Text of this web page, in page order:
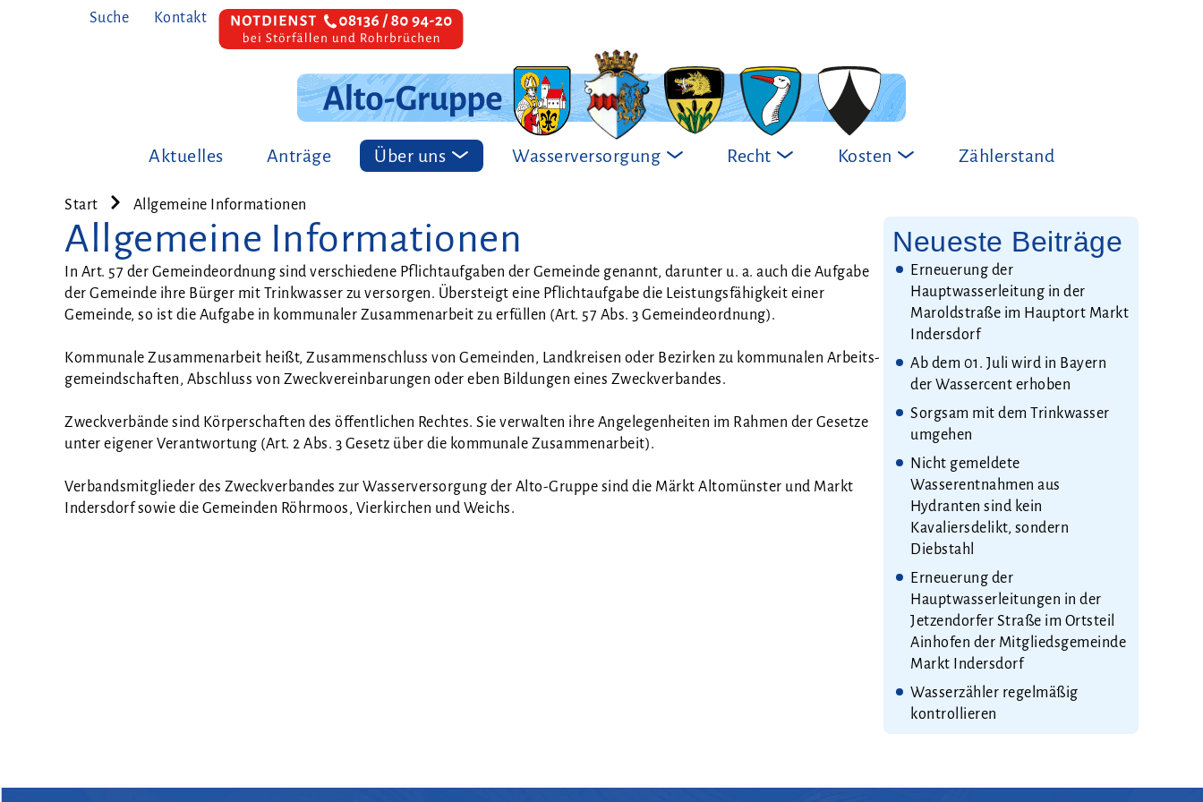
Suche Kontakt
Aktuelles Anträge Über uns Wasserversorgung Recht Kosten Zählerstand
Start Allgemeine Informationen
Allgemeine Informationen
In Art. 57 der Gemein­de­ord­nung sind ver­schie­de­ne Pflicht­auf­ga­ben der Gemein­de genannt, dar­un­ter u. a. auch die Auf­ga­be
der Gemein­de ihre Bür­ger mit Trink­was­ser zu ver­sor­gen. Über­steigt eine Pflicht­auf­ga­be die Leis­tungs­fä­hig­keit einer
Gemein­de, so ist die Auf­ga­be in kom­mu­na­ler Zusam­men­ar­beit zu erfül­len (Art. 57 Abs. 3 Gemeindeordnung).
Kom­mu­na­le Zusam­men­ar­beit heißt, Zusam­men­schluss von Gemein­den, Land­krei­sen oder Bezir­ken zu kom­mu­na­len Arbeits­
ge­meind­schaf­ten, Abschluss von Zweck­ver­ein­ba­run­gen oder eben Bil­dun­gen eines Zweck­ver­ban­des.
Zweck­ver­bän­de sind Kör­per­schaf­ten des öffent­li­chen Rech­tes. Sie ver­wal­ten ihre Ange­le­gen­hei­ten im Rah­men der Geset­ze
unter eige­ner Ver­ant­wor­tung (Art. 2 Abs. 3 Gesetz über die kom­mu­na­le Zusam­men­ar­beit).
Ver­bands­mit­glie­der des Zweck­ver­ban­des zur Was­ser­ver­sor­gung der Alto-Grup­pe sind die Märkt Alto­müns­ter und Markt
Inders­dorf sowie die Gemein­den Röhr­moos, Vier­kir­chen und Weichs.
Neueste Beiträge
Erneuerung der
Hauptwasserleitung in der
Maroldstraße im Hauptort Markt
Indersdorf
Ab dem 01. Juli wird in Bayern
der Wassercent erhoben
Sorgsam mit dem Trinkwasser
umgehen
Nicht gemeldete
Wasserentnahmen aus
Hydranten sind kein
Kavaliersdelikt, sondern
Diebstahl
Erneuerung der
Hauptwasserleitungen in der
Jetzendorfer Straße im Ortsteil
Ainhofen der Mitgliedsgemeinde
Markt Indersdorf
Wasserzähler regelmäßig
kontrollieren